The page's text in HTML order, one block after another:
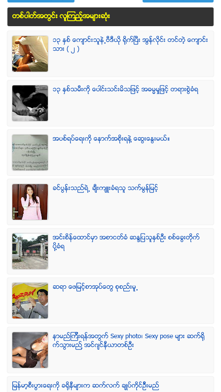
တစ္ပါတ္အတြင္း လူၾကည့္အမ်ားဆံုး
၁၃ ႏွစ္ ေက်ာင္းသူနဲ႕ဗီဒီယို ရိုက္ျပီး အြန္လိုင္း တင္တဲ့ ေက်ာင္း
သား ( ၂ )
၁၃ ႏွစ္သမီးကို ေပါင္းသင္းမိသျဖင့္ အဓမၼမႈျဖင့္ တရားစြဲခံရ
အပစ္ရပ္ေရးကို ေနာက္အစိုးရနဲ႔ ေဆြးေႏြးမယ္။
ခင္ပြန္းသည္ရဲ႕ ခ်ီးက်ဴးခံရသူ သက္မြန္ျမင့္
အင္းစိန္ေထာင္မွာ အစာငတ္ခံ ဆႏၵျပသူႏွစ္ဦး စစ္ေခြးတုိက္
ပုိ႔ခံရ
ဆရာ ေဖျမင့္စာအုပ္ေတြ စုစည္းမူ႕
နာမည္ၾကီးရန္အတြက္ Sexy photo၊ Sexy pose မ်ား ဆက္ရို
က္သြားမည္႔ အင္ဂ်င္နီယာတစ္ဦး
ျမန္မာ့စီးပြားေရးကို ခရိုနီမ်ားက ဆက္လက္ ခ်ဳပ္ကိုင္ဥိီးမည္